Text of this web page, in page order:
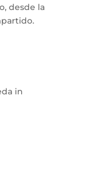
desde la
in